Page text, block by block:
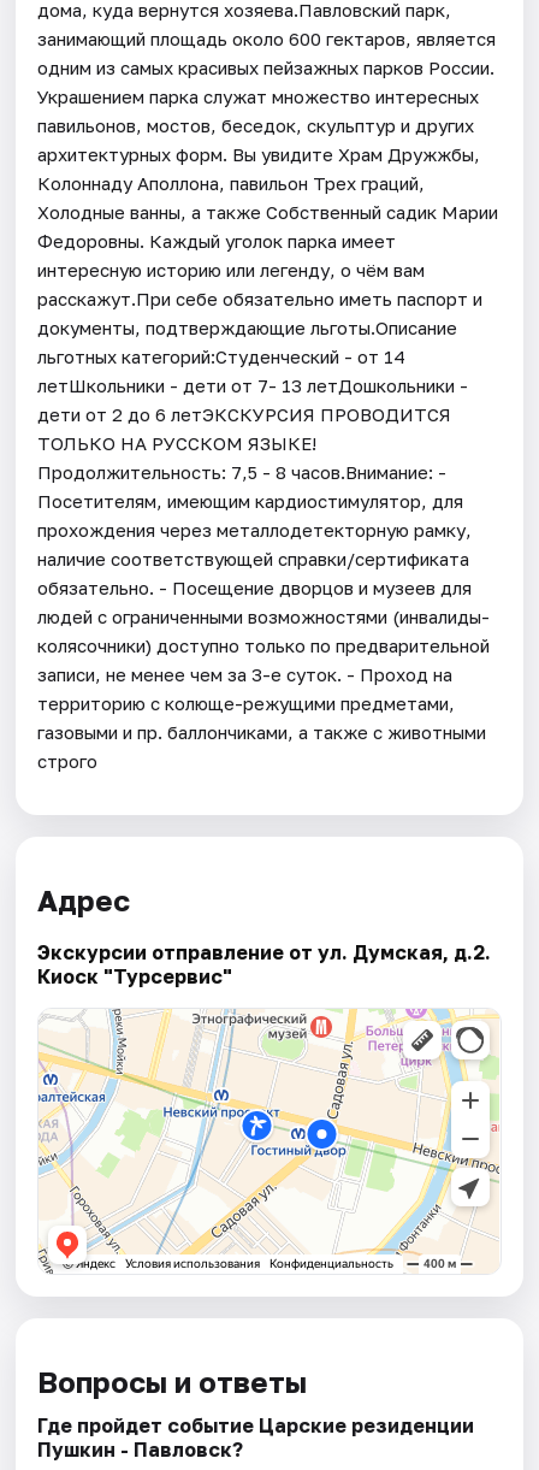
дома, куда вернутся хозяева.Павловский парк,
занимающий площадь около 600 гектаров, является
одним из самых красивых пейзажных парков России.
Украшением парка служат множество интересных
павильонов, мостов, беседок, скульптур и других
архитектурных форм. Вы увидите Храм Дружжбы,
Колоннаду Аполлона, павильон Трех граций,
Холодные ванны, а также Собственный садик Марии
Федоровны. Каждый уголок парка имеет
интересную историю или легенду, о чём вам
расскажут.При себе обязательно иметь паспорт и
документы, подтверждающие льготы.Описание
льготных категорий:Студенческий - от 14
летШкольники - дети от 7- 13 летДошкольники -
дети от 2 до 6 летЭКСКУРСИЯ ПРОВОДИТСЯ
ТОЛЬКО НА РУССКОМ ЯЗЫКЕ!
Продолжительность: 7,5 - 8 часов.Внимание: -
Посетителям, имеющим кардиостимулятор, для
прохождения через металлодетекторную рамку,
наличие соответствующей справки/сертификата
обязательно. - Посещение дворцов и музеев для
людей с ограниченными возможностями (инвалиды-
колясочники) доступно только по предварительной
записи, не менее чем за 3-е суток. - Проход на
территорию с колюще-режущими предметами,
газовыми и пр. баллончиками, а также с животными
строго
Адрес
Экскурсии отправление от ул. Думская, д.2.
Киоск "Турсервис"
Вопросы и ответы
Где пройдет событие Царские резиденции
Пушкин - Павловск?